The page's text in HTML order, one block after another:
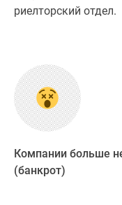
риелторский отдел.
Компании больше
(банкрот)